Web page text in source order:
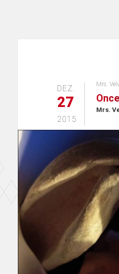
DEZ.
27
2015
Mrs.
Mrs.